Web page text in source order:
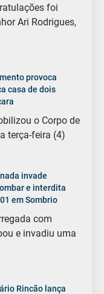
foi
Ari Rodrigues,
provoca
casa de dois
o Corpo de
terça-feira (4)
invade
e interdita
em Sombrio
com
e invadiu uma
Rincão lança